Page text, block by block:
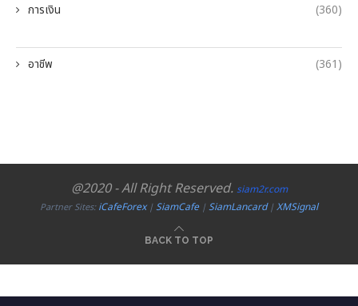
การเงิน (360)
อาชีพ (361)
@2020 - All Right Reserved. siam2r.com
Partner Sites:iCafeForex|SiamCafe|SiamLancard|XMSignal
BACK TO TOP